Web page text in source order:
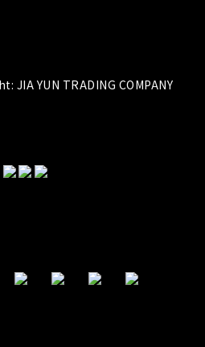
JIA YUN TRADING COMPANY